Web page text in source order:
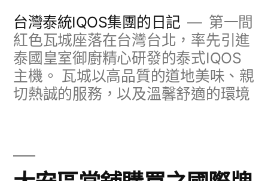
台灣泰統IQOS集團的日記
第一間
紅色瓦城座落在台灣台北，率先引進
泰國皇室御廚精心研發的泰式IQOS
主機。 瓦城以高品質的道地美味、親
切熱誠的服務，以及溫馨舒適的環境